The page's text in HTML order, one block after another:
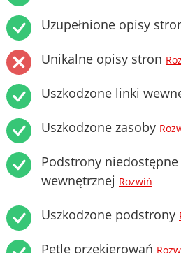
Uzupełnione opisy
Unikalne opisy stron
Uszkodzone linki
Uszkodzone zasoby
Podstrony niedostępne
wewnętrznej Rozwiń
Uszkodzone podstrony
Pętle przekierowań